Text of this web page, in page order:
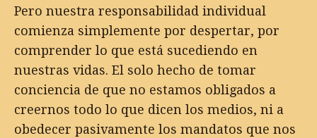
Pero nuestra responsabilidad individual
comienza simplemente por despertar, por
comprender lo que está sucediendo en
nuestras vidas. El solo hecho de tomar
conciencia de que no estamos obligados a
creernos todo lo que dicen los medios, ni a
obedecer pasivamente los mandatos que nos